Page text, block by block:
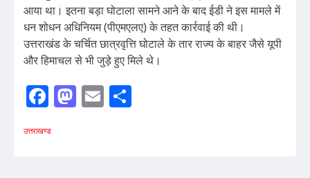
आया था। इतना बड़ा घोटाला सामने आने के बाद ईडी ने इस मामले में
धन शोधन अधिनियम (पीएमएलए) के तहत कार्रवाई की थी।
उत्तराखंड के चर्चित छात्रवृत्ति घोटाले के तार राज्य के बाहर जैसे यूपी
और हिमाचल से भी जुड़े हुए मिले थे।
Facebook
Mastodon
Email
उत्तराखण्ड